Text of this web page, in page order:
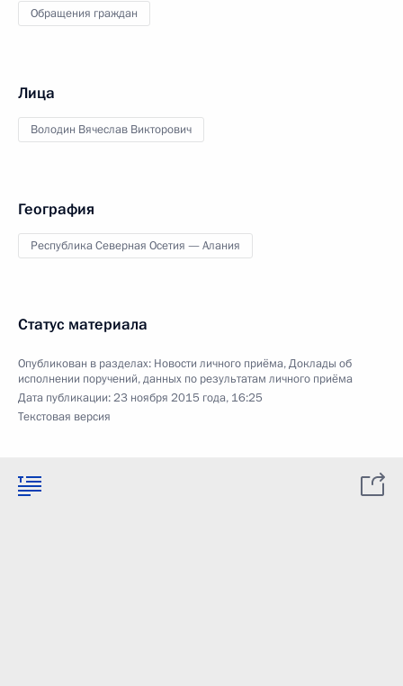
Обращения граждан
Лица
Володин Вячеслав Викторович
География
Республика Северная Осетия — Алания
Статус материала
Опубликован в разделах: Новости личного приёма,Доклады об
исполнении поручений, данных по результатам личного приёма
Дата публикации:23 ноября 2015 года, 16:25
Текстовая версия